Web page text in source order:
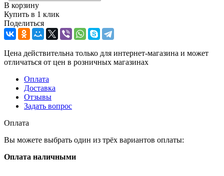
В корзину
Купить в 1 клик
Поделиться
Цена действительна только для интернет-магазина и может
отличаться от цен в розничных магазинах
Оплата
Доставка
Отзывы
Задать вопрос
Оплата
Вы можете выбрать один из трёх вариантов оплаты:
Оплата наличными